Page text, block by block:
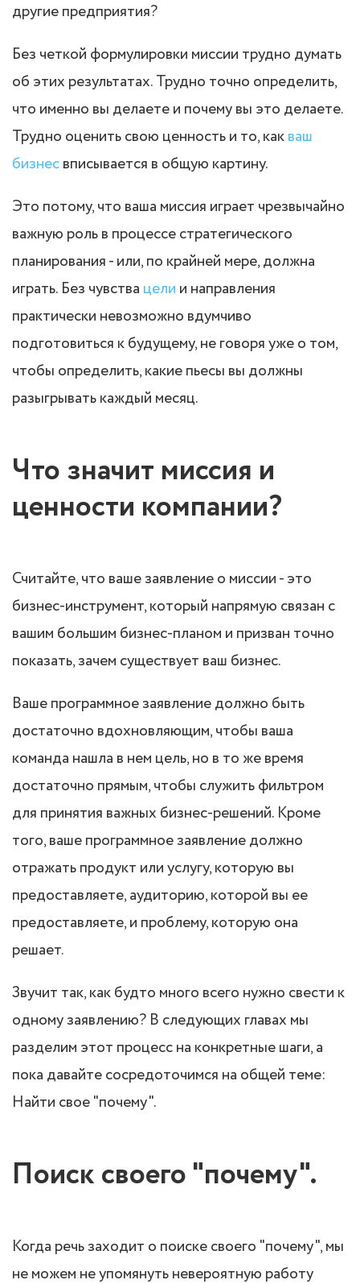
другие предприятия?
Без четкой формулировки миссии трудно думать
об этих результатах. Трудно точно определить,
что именно вы делаете и почему вы это делаете.
Трудно оценить свою ценность и то, какваш
бизнесвписывается в общую картину.
Это потому, что ваша миссия играет чрезвычайно
важную роль в процессе стратегического
планирования - или, по крайней мере, должна
играть. Без чувства цели и направления
практически невозможно вдумчиво
подготовиться к будущему, не говоря уже о том,
чтобы определить, какие пьесы вы должны
разыгрывать каждый месяц.
Что значит миссия и
ценности компании?
Считайте, что ваше заявление о миссии - это
бизнес-инструмент, который напрямую связан с
вашим большим бизнес-планом и призван точно
показать, зачем существует ваш бизнес.
Ваше программное заявление должно быть
достаточно вдохновляющим, чтобы ваша
команда нашла в нем цель, но в то же время
достаточно прямым, чтобы служить фильтром
для принятия важных бизнес-решений. Кроме
того, ваше программное заявление должно
отражать продукт или услугу, которую вы
предоставляете, аудиторию, которой вы ее
предоставляете, и проблему, которую она
решает.
Звучит так, как будто много всего нужно свести к
одному заявлению? В следующих главах мы
разделим этот процесс на конкретные шаги, а
пока давайте сосредоточимся на общей теме:
Найти свое "почему".
Поиск своего "почему".
Когда речь заходит о поиске своего "почему", мы
не можем не упомянуть невероятную работу